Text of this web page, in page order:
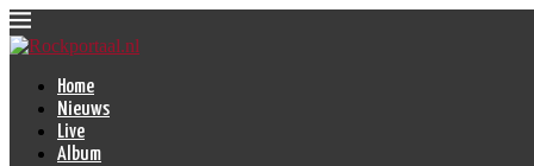
Home
Nieuws
Live
Album